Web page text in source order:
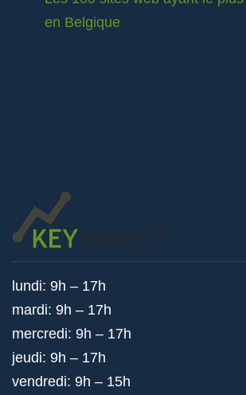
en Belgique
lundi: 9h – 17h
mardi: 9h – 17h
mercredi: 9h – 17h
jeudi: 9h – 17h
vendredi: 9h – 15h